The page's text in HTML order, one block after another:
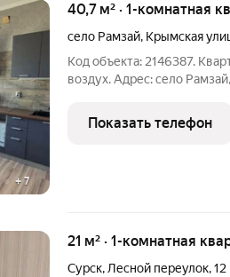
+7
40,7 м² · 1-комнатная
село Рамзай, Крымская
Код объекта: 2146387.
воздух. Адрес: село
постройки. Общая
Площадь кухни: 9,7
Показать телефон
21 м² · 1-комнатная
Сурск, Лесной переулок,12